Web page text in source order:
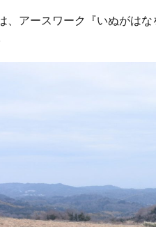
、アースワーク『いぬがは